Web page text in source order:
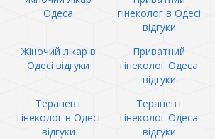
Одеса
гінеколог в Одесі
відгуки
Жіночий лікар в
Одесі відгуки
Приватний
гінеколог Одеса
відгуки
Терапевт
гінеколог в Одесі
відгуки
Терапевт
гінеколог Одеса
відгуки